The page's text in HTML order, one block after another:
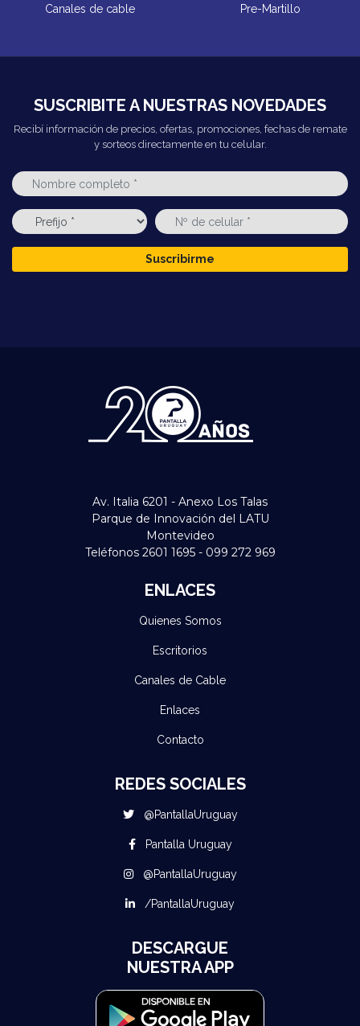
Canales de cable Pre-Martillo
SUSCRIBITE A NUESTRAS NOVEDADES
Recibí información de precios, ofertas, promociones, fechas de remate
y sorteos directamente en tu celular.
Suscribirme
Av. Italia 6201 - Anexo Los Talas
Parque de Innovación del LATU
Montevideo
Teléfonos 2601 1695 - 099 272 969
ENLACES
Quienes Somos
Escritorios
Canales de Cable
Enlaces
Contacto
REDES SOCIALES
@PantallaUruguay
Pantalla Uruguay
@PantallaUruguay
/PantallaUruguay
DESCARGUE
NUESTRA APP